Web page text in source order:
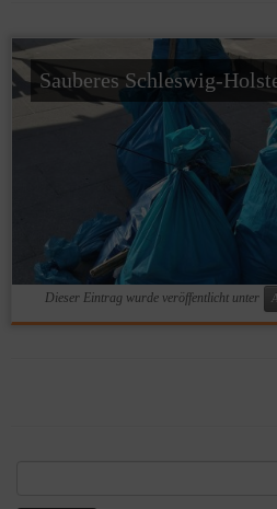
Sauberes Schleswig-
Dieser Eintrag wurde veröffentlicht unter